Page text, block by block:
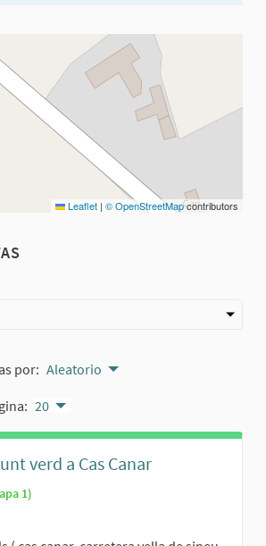
es un mapa que presenta los
Leaflet | © OpenStreetMapcontributors
por: Aleatorio
20
verd a Cas Canar
1)